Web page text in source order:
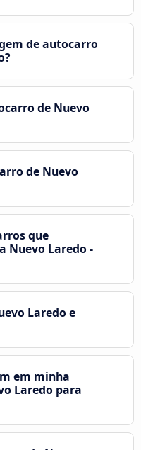
de autocarro
de Nuevo
de Nuevo
que
Nuevo Laredo -
Laredo e
em minha
Laredo para